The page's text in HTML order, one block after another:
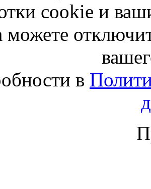
cookie и
можете
в